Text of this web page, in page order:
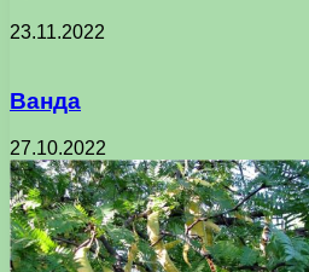
23.11.2022
Ванда
27.10.2022